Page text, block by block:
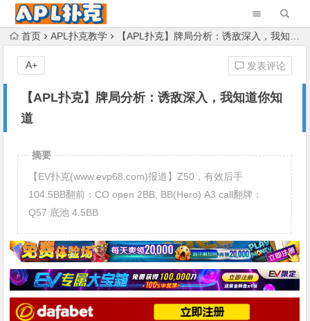
首页 APL扑克教学 【APL扑克】牌局分析：诱敌深入，我知道你知道
【APL扑克】牌局分析：诱敌深入，我知道你知
道
发表评论
A+
摘要
【EV扑克(www.evp68.com)报道】Z50，有效后手
104.5BB翻前：CO open 2BB, BB(Hero) A3 call翻牌：
Q57 底池 4.5BB